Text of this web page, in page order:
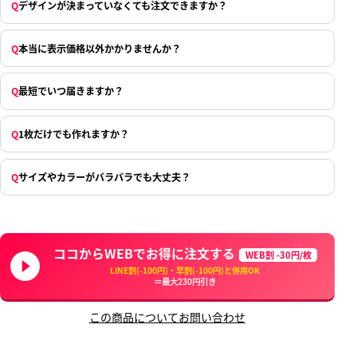
Qデザインが決まっていなくても注文できますか？
Q本当に表示価格以外かかりませんか？
Q最短でいつ届きますか？
Q1枚だけでも作れますか？
Qサイズやカラーがバラバラでも大丈夫？
ココからWEBでお得に注文する WEB割 -30円/枚
LINE割(-100円)・早割(-100円)と併用OK
＝最大230円引き
この商品についてお問い合わせ